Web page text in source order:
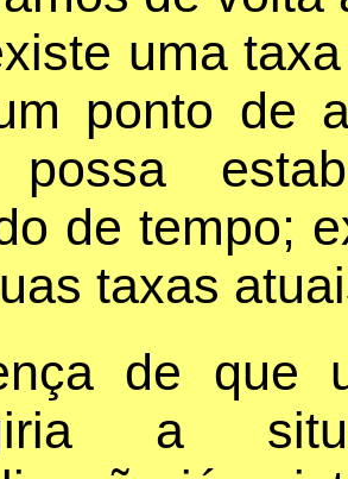
uma
ponto de
de tempo;
taxas
de que
a